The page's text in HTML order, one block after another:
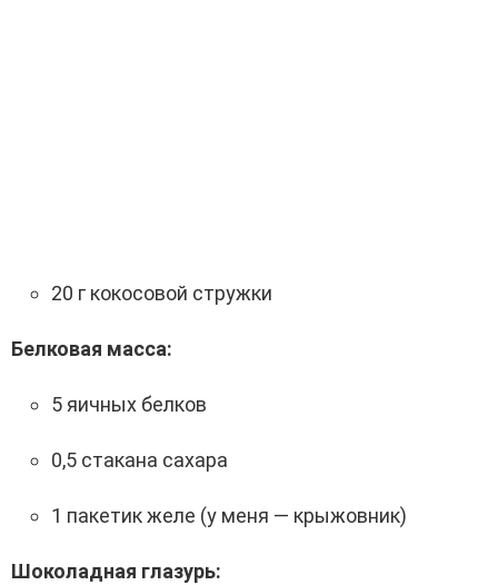
20 г кокосовой стружки
Белковая масса:
5 яичных белков
0,5 стакана сахара
1 пакетик желе (у меня — крыжовник)
Шоколадная глазурь: